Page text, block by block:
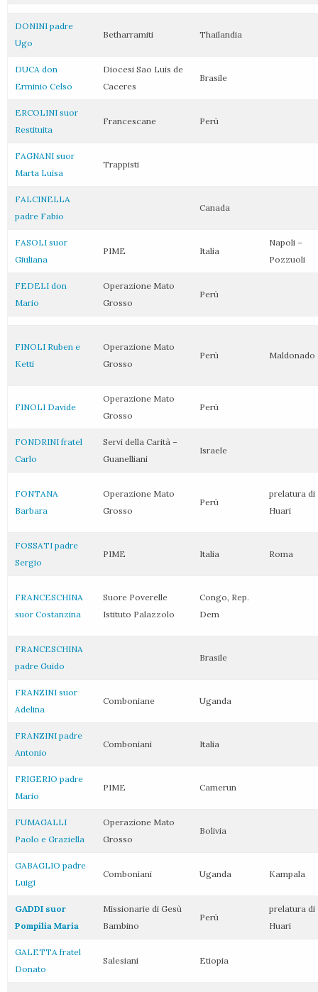
DONINI padre
Ugo
Betharramiti Thailandia
DUCA don
Erminio Celso
Diocesi Sao Luis de
Caceres
Brasile
ERCOLINI suor
Restituita
Francescane Perù
FAGNANI suor
Marta Luisa
Trappisti
FALCINELLA
padre Fabio
Canada
FASOLI suor
Giuliana
PIME Italia
Napoli –
Pozzuoli
FEDELI don
Mario
Operazione Mato
Grosso
Perù
FINOLI Ruben e
Ketti
Operazione Mato
Grosso
Perù Maldonado
FINOLI Davide
Operazione Mato
Grosso
Perù
FONDRINI fratel
Carlo
Servi della Carità –
Guanelliani
Israele
FONTANA
Barbara
Operazione Mato
Grosso
Perù
prelatura di
Huari
FOSSATI padre
Sergio
PIME Italia Roma
FRANCESCHINA
suor Costanzina
Suore Poverelle
Istituto Palazzolo
Congo, Rep.
Dem
FRANCESCHINA
padre Guido
Brasile
FRANZINI suor
Adelina
Comboniane Uganda
FRANZINI padre
Antonio
Comboniani Italia
FRIGERIO padre
Mario
PIME Camerun
FUMAGALLI
Paolo e Graziella
Operazione Mato
Grosso
Bolivia
GABAGLIO padre
Luigi
Comboniani Uganda Kampala
GADDI suor
Pompilia Maria
Missionarie di Gesù
Bambino
Perù
prelatura di
Huari
GALETTA fratel
Donato
Salesiani Etiopia